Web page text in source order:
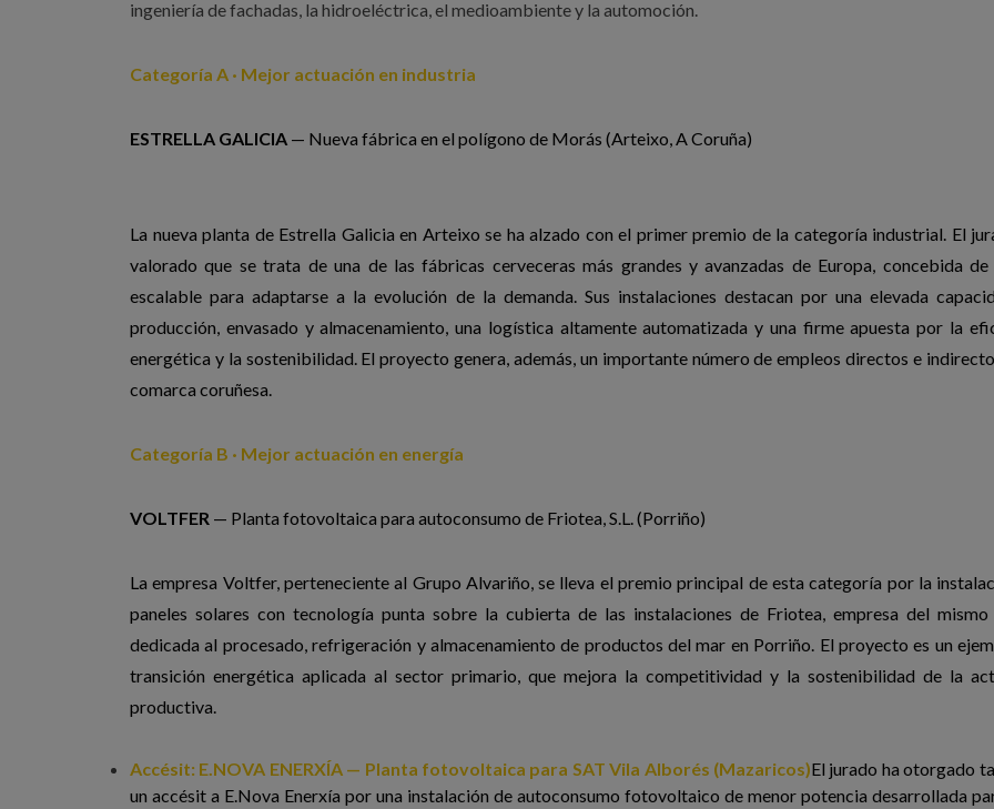
ingeniería de fachadas, la hidroeléctrica, el medioambiente y la automoción.
Categoría A · Mejor actuación en industria
ESTRELLA GALICIA — Nueva fábrica en el polígono de Morás (Arteixo, A Coruña)
La nueva planta de Estrella Galicia en Arteixo se ha alzado con el primer premio de la categoría industrial. El
valorado que se trata de una de las fábricas cerveceras más grandes y avanzadas de Europa, concebida
escalable para adaptarse a la evolución de la demanda. Sus instalaciones destacan por una elevada
producción, envasado y almacenamiento, una logística altamente automatizada y una firme apuesta por la
energética y la sostenibilidad. El proyecto genera, además, un importante número de empleos directos e
comarca coruñesa.
Categoría B · Mejor actuación en energía
VOLTFER — Planta fotovoltaica para autoconsumo de Friotea, S.L. (Porriño)
La empresa Voltfer, perteneciente al Grupo Alvariño, se lleva el premio principal de esta categoría por la
paneles solares con tecnología punta sobre la cubierta de las instalaciones de Friotea, empresa del
dedicada al procesado, refrigeración y almacenamiento de productos del mar en Porriño. El proyecto es un
transición energética aplicada al sector primario, que mejora la competitividad y la sostenibilidad de la
productiva.
Accésit: E.NOVA ENERXÍA — Planta fotovoltaica para SAT Vila Alborés (Mazaricos)El jurado ha otorgado
un accésit a E.Nova Enerxía por una instalación de autoconsumo fotovoltaico de menor potencia desarrollada